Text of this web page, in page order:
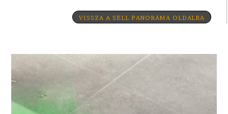
VISSZA A SELL PANORÁMA OLDALRA